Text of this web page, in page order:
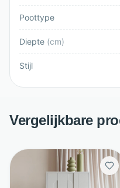
Poottype
Diepte (cm)
Stijl
Vergelijkbare